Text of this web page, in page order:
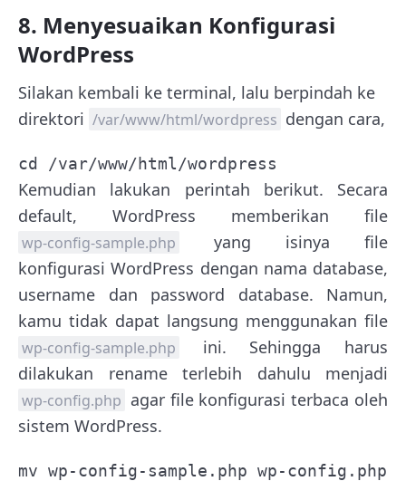
8. Menyesuaikan Konfigurasi
WordPress
Silakan kembali ke terminal, lalu berpindah ke
direktori /var/www/html/wordpress dengan cara,
cd /var/www/html/wordpress
Kemudian lakukan perintah berikut. Secara
default, WordPress memberikan file
wp-config-sample.php
yang isinya file
konfigurasi WordPress dengan nama database,
username dan password database. Namun,
kamu tidak dapat langsung menggunakan file
wp-config-sample.php
ini. Sehingga harus
dilakukan rename terlebih dahulu menjadi
wp-config.php agar file konfigurasi terbaca oleh
sistem WordPress.
mv wp-config-sample.php wp-config.php